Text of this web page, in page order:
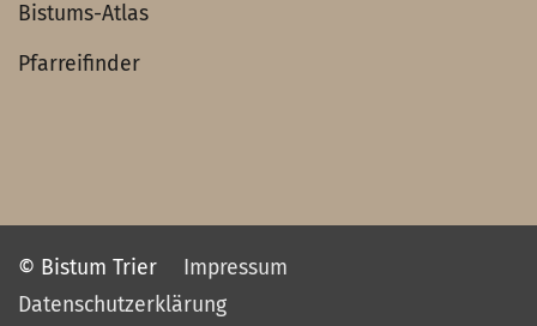
Bistums-Atlas
Pfarreifinder
© Bistum Trier
Impressum
Datenschutzerklärung